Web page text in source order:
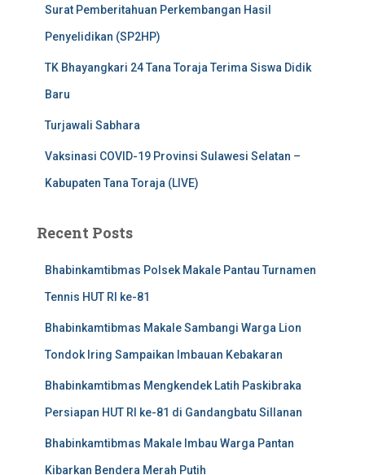
Surat Pemberitahuan Perkembangan Hasil
Penyelidikan (SP2HP)
TK Bhayangkari 24 Tana Toraja Terima Siswa Didik
Baru
Turjawali Sabhara
Vaksinasi COVID-19 Provinsi Sulawesi Selatan –
Kabupaten Tana Toraja (LIVE)
Recent Posts
Bhabinkamtibmas Polsek Makale Pantau Turnamen
Tennis HUT RI ke-81
Bhabinkamtibmas Makale Sambangi Warga Lion
Tondok Iring Sampaikan Imbauan Kebakaran
Bhabinkamtibmas Mengkendek Latih Paskibraka
Persiapan HUT RI ke-81 di Gandangbatu Sillanan
Bhabinkamtibmas Makale Imbau Warga Pantan
Kibarkan Bendera Merah Putih